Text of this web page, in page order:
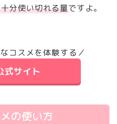
分使い切れる量ですよ。
コスメを体験する／
式サイト
の使い方